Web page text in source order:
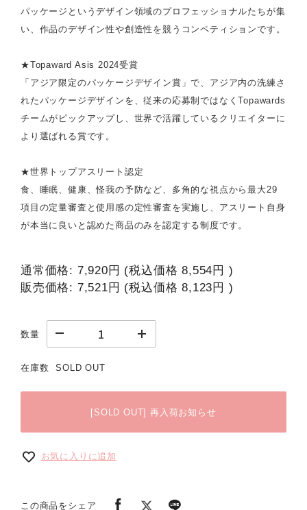
パッケージというデザイン領域のプロフェッショナルたちが集
い、作品のデザイン性や創造性を競うコンペティションです。
★Topaward Asis 2024受賞
「アジア限定のパッケージデザイン賞」で、アジア内の洗練さ
れたパッケージデザインを、従来の応募制ではなくTopawards
チームがピックアップし、世界で活躍しているクリエイターに
より選ばれる賞です。
★世界トップアスリート認定
食、睡眠、健康、怪我の予防など、多角的な視点から最大29
項目の定量審査と使用感の定性審査を実施し、アスリート自身
が本当に良いと認めた商品のみを認定する制度です。
通常価格: 7,920円 (税込価格8,554円 )
販売価格: 7,521円 (税込価格8,123円 )
数量
在庫数 SOLD OUT
[SOLD OUT] 再入荷お知らせ
お気に入りに追加
この商品をシェア